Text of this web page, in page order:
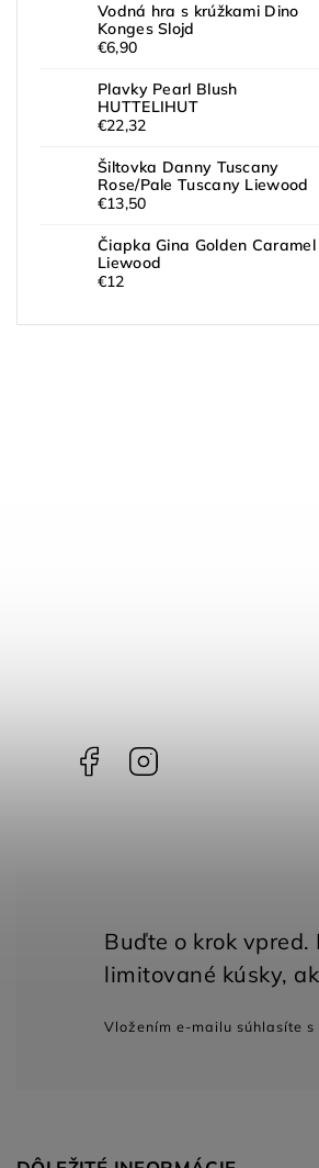
Vodná hra s krúžkami Dino
Konges Slojd
€6,90
Plavky Pearl Blush
HUTTELIHUT
€22,32
Šiltovka Danny Tuscany
Rose/Pale Tuscany Liewood
€13,50
Čiapka Gina Golden Caramel
Liewood
€12
Facebook
Vložením e-mailu súhlasíte s